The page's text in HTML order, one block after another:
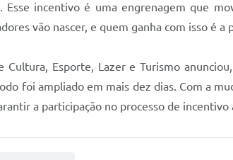
Esse incentivo é uma engrenagem que
vão nascer, e quem ganha com isso é
Cultura, Esporte, Lazer e Turismo
foi ampliado em mais dez dias. Com a
a participação no processo de